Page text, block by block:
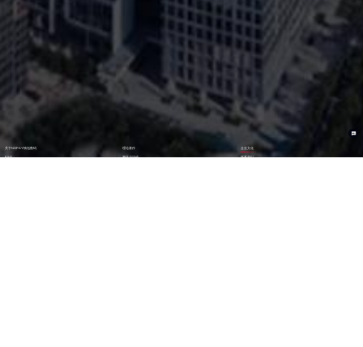
关于NOPAY钱包数码 理论著作 企业文化
ESG 资讯与活动 联系我们